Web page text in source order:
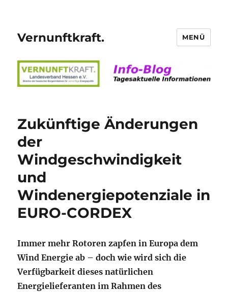
Vernunftkraft. MENÜ
Zukünftige Änderungen
der
Windgeschwindigkeit
und
Windenergiepotenziale in
EURO-CORDEX
Immer mehr Rotoren zapfen in Europa dem
Wind Energie ab – doch wie wird sich die
Verfügbarkeit dieses natürlichen
Energielieferanten im Rahmen des